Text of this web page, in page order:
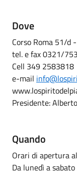
Dove
Corso Roma 51/d
tel. e fax 0321/
Cell 349 2583818
e-mail
Presidente:
Quando
Orari di apertura
Da lunedì a